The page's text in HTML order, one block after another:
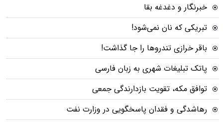
خبرنگار و دغدغه بقا
تبریکی که نان نمی‌شود!
باقر خرازی تندروها را جا گذاشت!
پاتک تبلیغات شهری به زبان فارسی
توافق مکه، تقویت بازدارندگی جمعی
رهاشدگی و فقدان پاسخگویی در وزارت نفت